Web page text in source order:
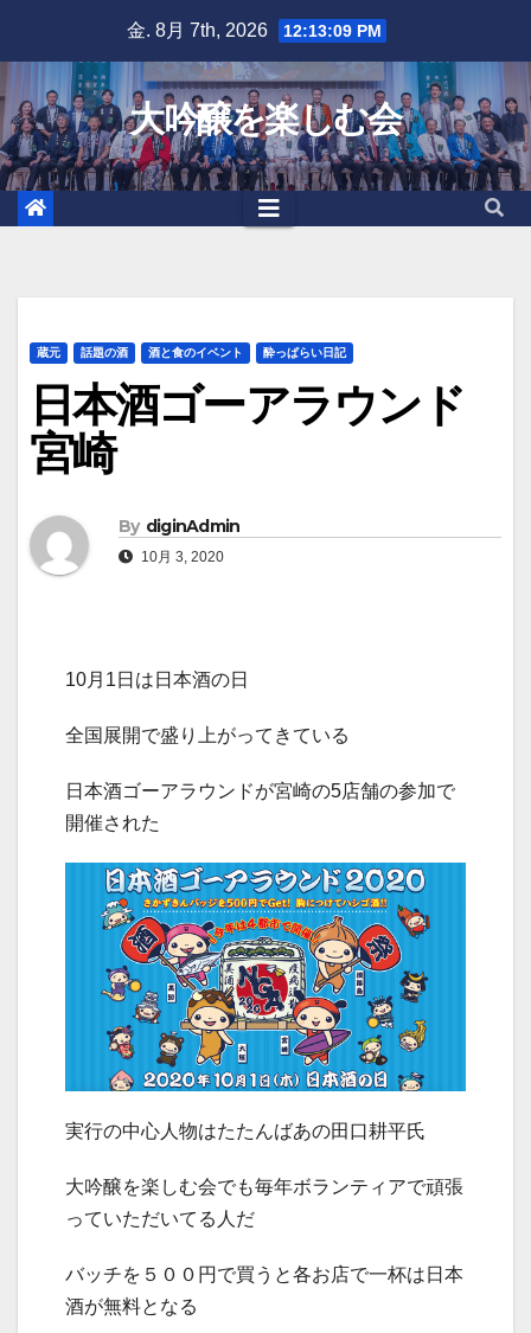
content
金. 8月 7th, 2026 12:13:11 PM
大吟醸を楽しむ会
蔵元 話題の酒 酒と食のイベント 酔っぱらい日記
日本酒ゴーアラウンド
宮崎
By diginAdmin
10月 3, 2020
10月1日は日本酒の日
全国展開で盛り上がってきている
日本酒ゴーアラウンドが宮崎の5店舗の参加で
開催された
実行の中心人物はたたんばあの田口耕平氏
大吟醸を楽しむ会でも毎年ボランティアで頑張
っていただいてる人だ
バッチを５００円で買うと各お店で一杯は日本
酒が無料となる